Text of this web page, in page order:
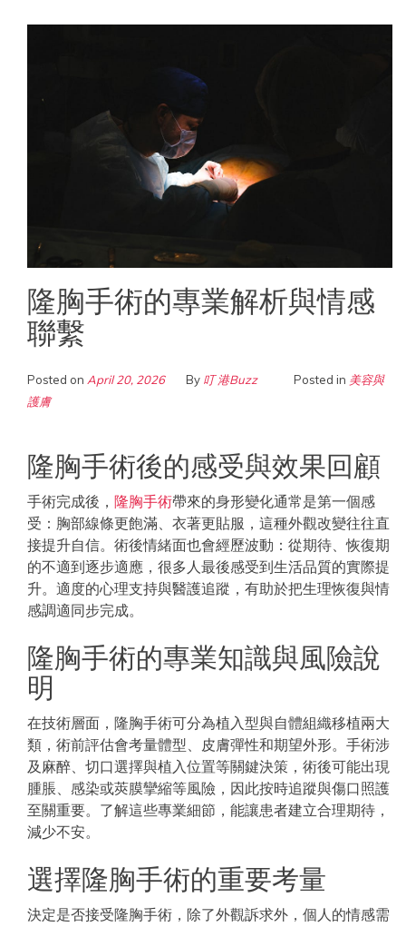
隆胸手術的專業解析與情感
聯繫
Posted on April 20, 2026 By 叮 港Buzz Posted in 美容與
護膚
隆胸手術後的感受與效果回顧
手術完成後， 隆胸手術帶來的身形變化通常是第一個感
受：胸部線條更飽滿、衣著更貼服，這種外觀改變往往直
接提升自信。術後情緒面也會經歷波動：從期待、恢復期
的不適到逐步適應，很多人最後感受到生活品質的實際提
升。適度的心理支持與醫護追蹤，有助於把生理恢復與情
感調適同步完成。
隆胸手術的專業知識與風險說
明
在技術層面，隆胸手術可分為植入型與自體組織移植兩大
類，術前評估會考量體型、皮膚彈性和期望外形。手術涉
及麻醉、切口選擇與植入位置等關鍵決策，術後可能出現
腫脹、感染或莢膜攣縮等風險，因此按時追蹤與傷口照護
至關重要。了解這些專業細節，能讓患者建立合理期待，
減少不安。
選擇隆胸手術的重要考量
決定是否接受隆胸手術，除了外觀訴求外，個人的情感需